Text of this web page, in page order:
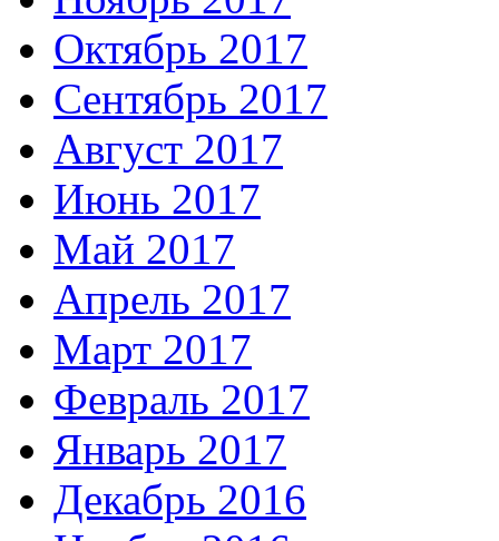
Октябрь 2017
Сентябрь 2017
Август 2017
Июнь 2017
Май 2017
Апрель 2017
Март 2017
Февраль 2017
Январь 2017
Декабрь 2016